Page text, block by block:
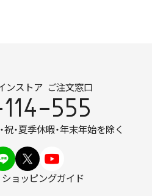
ンストア ご注文窓口
555
祝・夏季休暇・年末年始を除く
ショッピングガイド